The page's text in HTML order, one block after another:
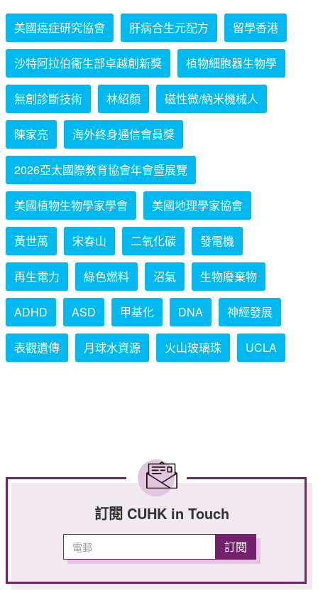
美國癌症研究協會 肝病合生元配方 留學香港
沙特阿拉伯衞生部卓越創新獎 植物細胞器生物學
無創診斷技術 林紹顏 磁性微/納米機械人
陳家亮 海外終身通信會員獎
2026亞太國際教育協會年會暨展覽
美國植物生物學家學會 美國地理學家協會
黃世萬 宋春山 二氧化碳 發電機
再生電力 綠色燃料 沼氣 生物廢棄物
ADHD ASD 甲基化 DNA 神經發展
表觀遺傳 月球水資源 火山玻璃珠 UCLA
訂閱 CUHK in Touch